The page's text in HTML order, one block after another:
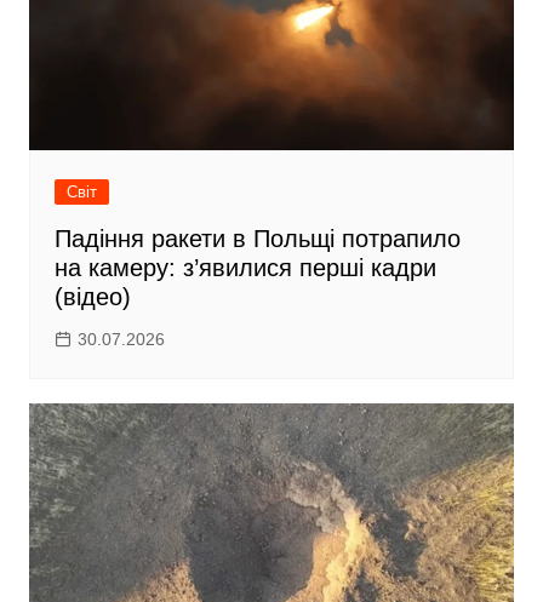
Світ
Падіння ракети в Польщі потрапило
на камеру: з’явилися перші кадри
(відео)
30.07.2026